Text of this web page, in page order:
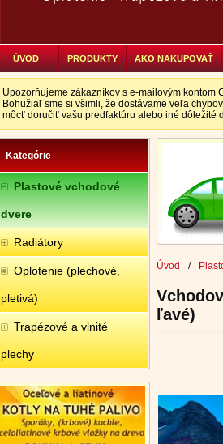
ÚVOD PRODUKTY AKO NAKUPOVAŤ
Upozorňujeme zákazníkov s e-mailovým
Bohužiaľ sme si všimli, že dostávame veľa
môcť doručiť vašu predfaktúru alebo iné dôležité
Kategórie
Plastové vchodové
dvere
Radiátory
Oplotenie (plechové,
pletivá)
Trapézové a vlnité
plechy
Úvod /
ľavé)